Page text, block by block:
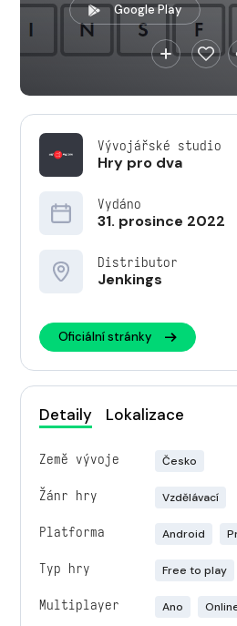
Google Play
Vývojářské studio
Hry pro dva
Vydáno
31. prosince 2022
Distributor
Jenkings
Oficiální stránky
Detaily Lokalizace
Země vývoje Česko
Žánr hry Vzdělávací
Platforma Android
Typ hry Free to play
Multiplayer Ano